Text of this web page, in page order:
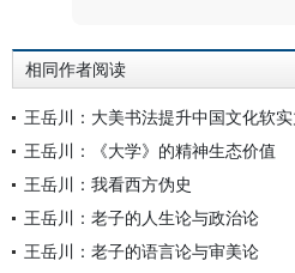
相同作者阅读
王岳川：大美书法提升中国文化软实
王岳川：《大学》的精神生态价值
王岳川：我看西方伪史
王岳川：老子的人生论与政治论
王岳川：老子的语言论与审美论